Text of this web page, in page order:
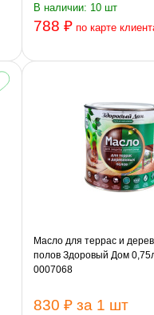
В наличии: 10 шт
788 ₽ по карте
Масло для террас и
полов Здоровый Дом
0007068
830 ₽ за 1 шт